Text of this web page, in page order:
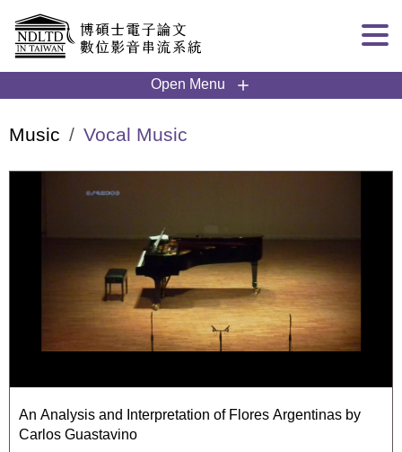
Open Menu
Music Vocal Music
An Analysis and Interpretation of Flores Argentinas by
Carlos Guastavino